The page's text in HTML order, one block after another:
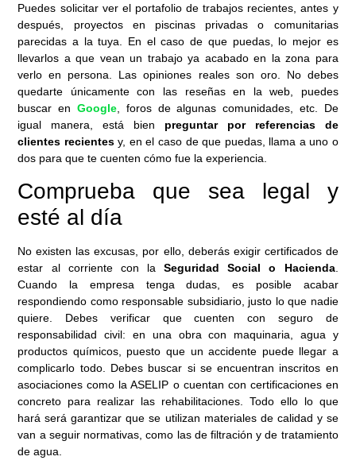
Puedes solicitar ver el portafolio de trabajos recientes, antes y
después, proyectos en piscinas privadas o comunitarias
parecidas a la tuya. En el caso de que puedas, lo mejor es
llevarlos a que vean un trabajo ya acabado en la zona para
verlo en persona. Las opiniones reales son oro. No debes
quedarte únicamente con las reseñas en la web, puedes
buscar en Google, foros de algunas comunidades, etc. De
igual manera, está bien preguntar por referencias de
clientes recientesy, en el caso de que puedas, llama a uno o
dos para que te cuenten cómo fue la experiencia.
Comprueba que sea legal y
esté al día
No existen las excusas, por ello, deberás exigir certificados de
estar al corriente con laSeguridad Social o Hacienda.
Cuando la empresa tenga dudas, es posible acabar
respondiendo como responsable subsidiario, justo lo que nadie
quiere. Debes verificar que cuenten con seguro de
responsabilidad civil: en una obra con maquinaria, agua y
productos químicos, puesto que un accidente puede llegar a
complicarlo todo. Debes buscar si se encuentran inscritos en
asociaciones como la ASELIP o cuentan con certificaciones en
concreto para realizar las rehabilitaciones. Todo ello lo que
hará será garantizar que se utilizan materiales de calidad y se
van a seguir normativas, como las de filtración y de tratamiento
de agua.